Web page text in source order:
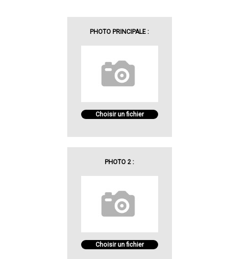
PHOTO PRINCIPALE :
Choisir un fichier
PHOTO 2 :
Choisir un fichier